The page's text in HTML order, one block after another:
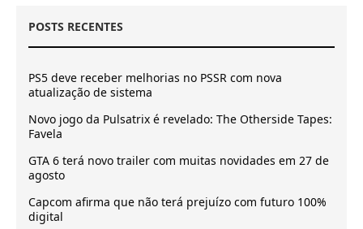
POSTS RECENTES
PS5 deve receber melhorias no PSSR com nova
atualização de sistema
Novo jogo da Pulsatrix é revelado: The Otherside Tapes:
Favela
GTA 6 terá novo trailer com muitas novidades em 27 de
agosto
Capcom afirma que não terá prejuízo com futuro 100%
digital